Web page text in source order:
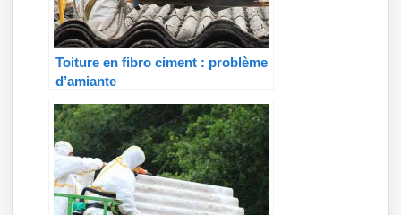
Toiture en fibro ciment : problème
d’amiante